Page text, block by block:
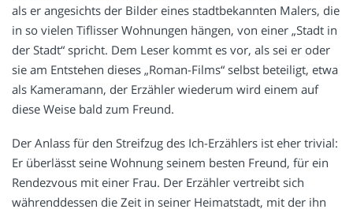
als er angesichts der Bilder eines stadtbekannten Malers, die
in so vielen Tiflisser Wohnungen hängen, von einer „Stadt in
der Stadt“ spricht. Dem Leser kommt es vor, als sei er oder
sie am Entstehen dieses „Roman-Films“ selbst beteiligt, etwa
als Kameramann, der Erzähler wiederum wird einem auf
diese Weise bald zum Freund.
Der Anlass für den Streifzug des Ich-Erzählers ist eher trivial:
Er überlässt seine Wohnung seinem besten Freund, für ein
Rendezvous mit einer Frau. Der Erzähler vertreibt sich
währenddessen die Zeit in seiner Heimatstadt, mit der ihn